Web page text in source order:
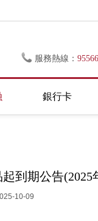
服務熱線： 95566
銀行卡
到期公告(2025
10-09